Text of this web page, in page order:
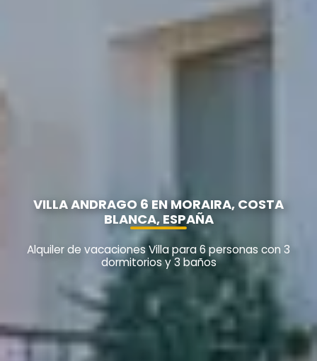
VILLA ANDRAGO 6 EN MORAIRA, COSTA
BLANCA, ESPAÑA
Alquiler de vacaciones Villa para 6 personas con 3
dormitorios y 3 baños